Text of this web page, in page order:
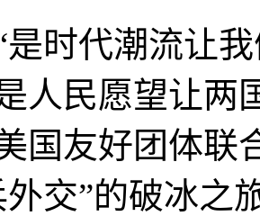
代潮流让我
人民愿望让两
国友好团体联
外交”的破冰之